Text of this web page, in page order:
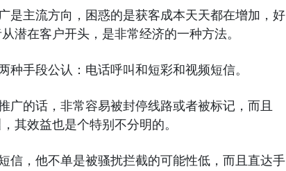
是主流方向，困惑的是获客成本天天都在增加，好
潜在客户开头，是非常经济的一种方法。
手段公认：电话呼叫和短彩和视频短信。
广的话，非常容易被封停线路或者被标记，而且
其效益也是个特别不分明的。
信，他不单是被骚扰拦截的可能性低，而且直达手